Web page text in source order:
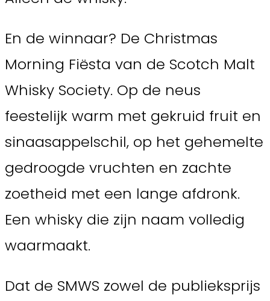
En de winnaar? De Christmas
Morning Fiësta van de Scotch Malt
Whisky Society. Op de neus
feestelijk warm met gekruid fruit en
sinaasappelschil, op het gehemelte
gedroogde vruchten en zachte
zoetheid met een lange afdronk.
Een whisky die zijn naam volledig
waarmaakt.
Dat de SMWS zowel de publieksprijs